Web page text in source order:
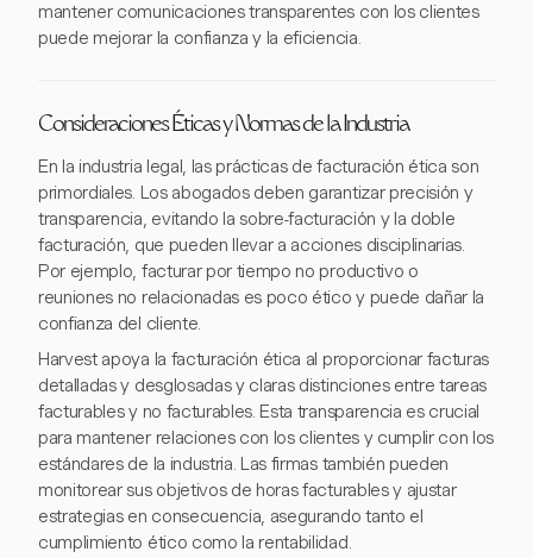
mantener comunicaciones transparentes con los clientes
puede mejorar la confianza y la eficiencia.
Consideraciones Éticas y Normas de la Industria
En la industria legal, las prácticas de facturación ética son
primordiales. Los abogados deben garantizar precisión y
transparencia, evitando la sobre-facturación y la doble
facturación, que pueden llevar a acciones disciplinarias.
Por ejemplo, facturar por tiempo no productivo o
reuniones no relacionadas es poco ético y puede dañar la
confianza del cliente.
Harvest apoya la facturación ética al proporcionar facturas
detalladas y desglosadas y claras distinciones entre tareas
facturables y no facturables. Esta transparencia es crucial
para mantener relaciones con los clientes y cumplir con los
estándares de la industria. Las firmas también pueden
monitorear sus objetivos de horas facturables y ajustar
estrategias en consecuencia, asegurando tanto el
cumplimiento ético como la rentabilidad.